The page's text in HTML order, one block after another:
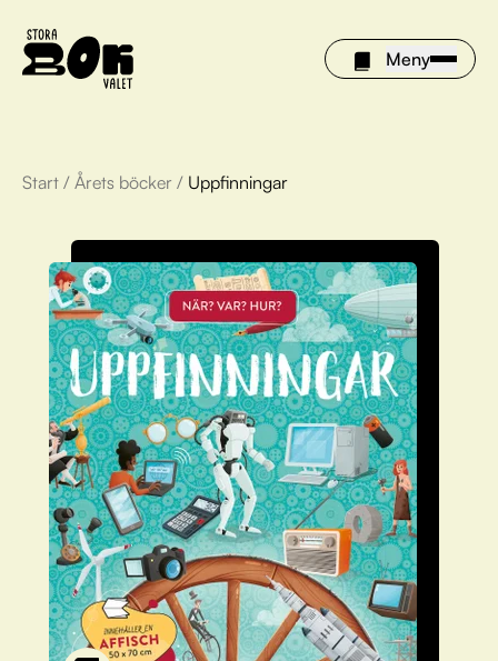
Meny
Årets böcker
Om Stora bokvalet
Olivia tipsar
Vinnare
FAQ
För bibliotek
Start / Årets böcker / Uppfinningar